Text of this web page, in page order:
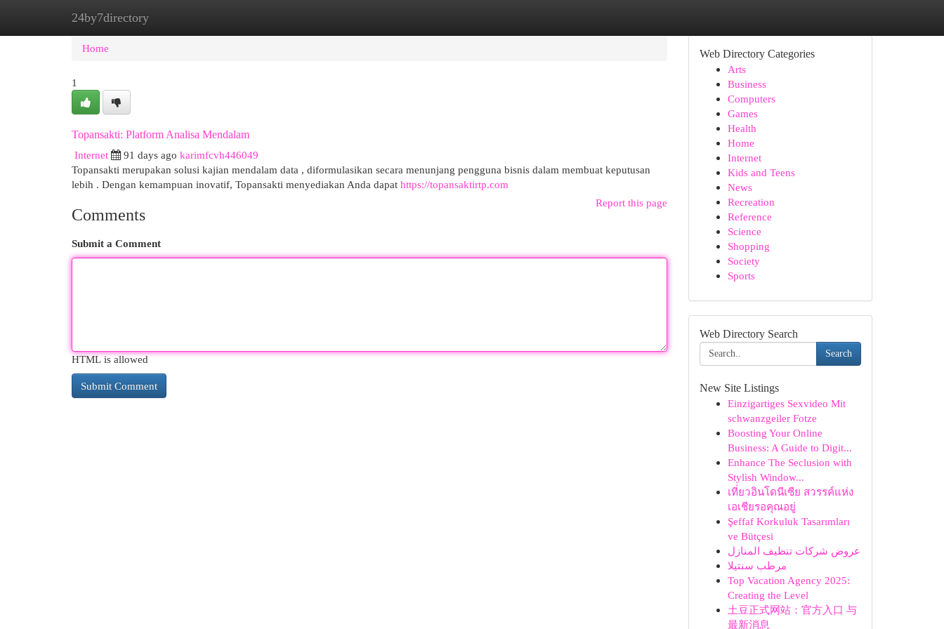
24by7directory
Home New Site Listings
Home
1
Topansakti: Platform Analisa Mendalam
Internet
91 days ago karimfcvh446049
Topansakti merupakan solusi kajian mendalam data , diformulasikan secara menunjang pengguna bisnis dalam membuat keputusan
lebih . Dengan kemampuan inovatif, Topansakti menyediakan Anda dapat https://topansaktirtp.com
Report this page
Comments
Submit a Comment
HTML is allowed
Web Directory Categories
Arts
Business
Computers
Games
Health
Home
Internet
Kids and Teens
News
Recreation
Reference
Science
Shopping
Society
Sports
Web Directory Search
Search
New Site Listings
Einzigartiges Sexvideo Mit
schwanzgeiler Fotze
Boosting Your Online
Business: A Guide to Digit...
Enhance The Seclusion with
Stylish Window...
เที่ยวอินโดนีเซีย สวรรค์แห่ง
เอเชียรอคุณอยู่
Şeffaf Korkuluk Tasarımları
ve Bütçesi
عروض شركات تنظيف المنازل
مرطب سنتيلا
Top Vacation Agency 2025:
Creating the Level
土豆正式网站：官方入口 与
最新消息